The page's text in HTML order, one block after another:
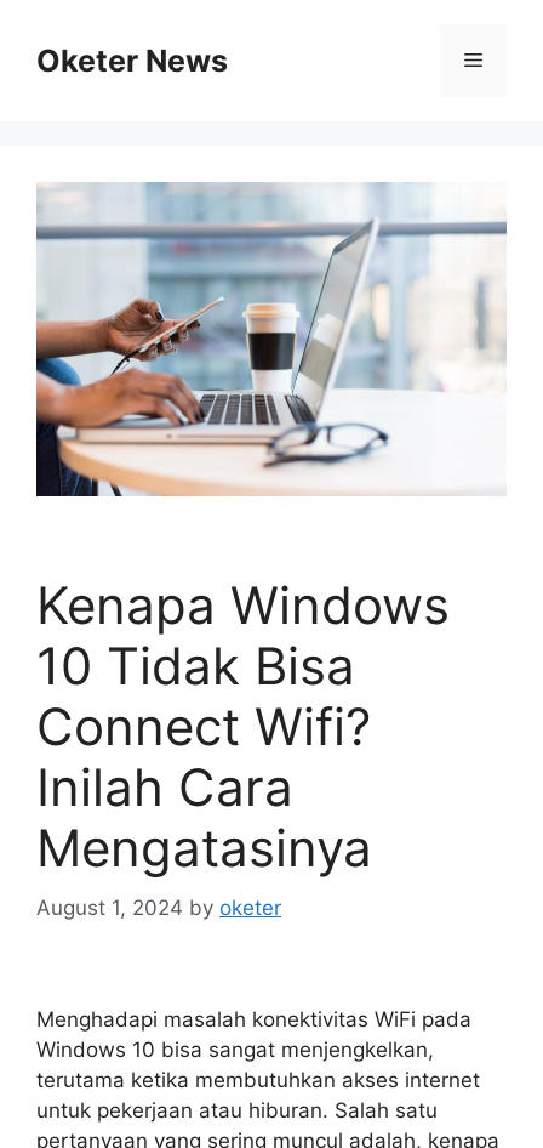
contentOketer News Menu
Kenapa Windows
10 Tidak Bisa
Connect Wifi?
Inilah Cara
Mengatasinya
August 1, 2024 by oketer
Menghadapi masalah konektivitas WiFi pada
Windows 10 bisa sangat menjengkelkan,
terutama ketika membutuhkan akses internet
untuk pekerjaan atau hiburan. Salah satu
pertanyaan yang sering muncul adalah, kenapa